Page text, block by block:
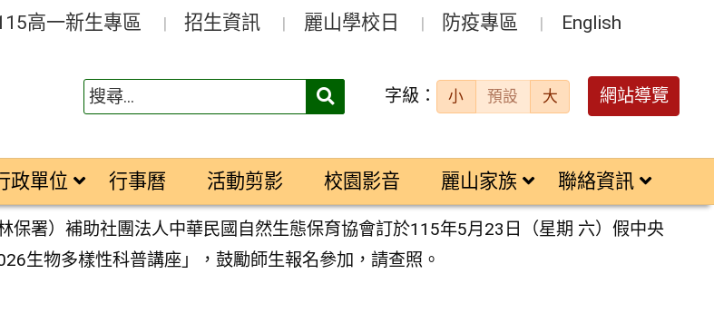
高一新生專區 招生資訊 麗山學校日 防疫專區 English
搜
字級： 小 預設 大 網站導覽
政單位 行事曆 活動剪影 校園影音 麗山家族 聯絡資訊
保署）補助社團法人中華民國自然生態保育協會訂於115年5月23日（星期 六）假中央
生物多樣性科普講座」，鼓勵師生報名參加，請查照。